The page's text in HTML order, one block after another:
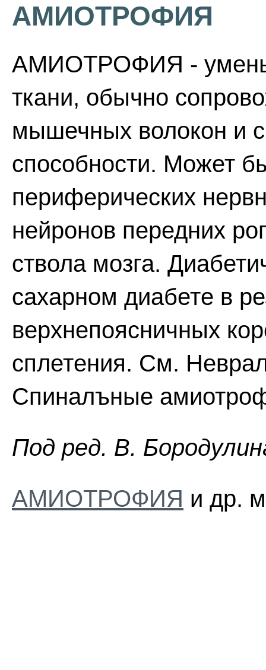
АМИОТРОФИЯ
АМИОТРОФИЯ -
ткани, обычно
мышечных волокон и
способности. Может
периферических
нейронов передних
ствола мозга.
сахарном диабете в
верхнепоясничных
сплетения. См.
Спиналъные
Пoд peд. B.
АМИОТРОФИЯ и др.